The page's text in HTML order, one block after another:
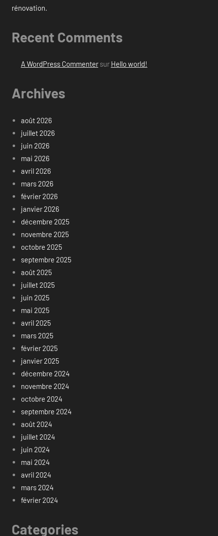
rénovation.
Recent Comments
A WordPress Commentersur Hello world!
Archives
août 2026
juillet 2026
juin 2026
mai 2026
avril 2026
mars 2026
février 2026
janvier 2026
décembre 2025
novembre 2025
octobre 2025
septembre 2025
août 2025
juillet 2025
juin 2025
mai 2025
avril 2025
mars 2025
février 2025
janvier 2025
décembre 2024
novembre 2024
octobre 2024
septembre 2024
août 2024
juillet 2024
juin 2024
mai 2024
avril 2024
mars 2024
février 2024
Categories